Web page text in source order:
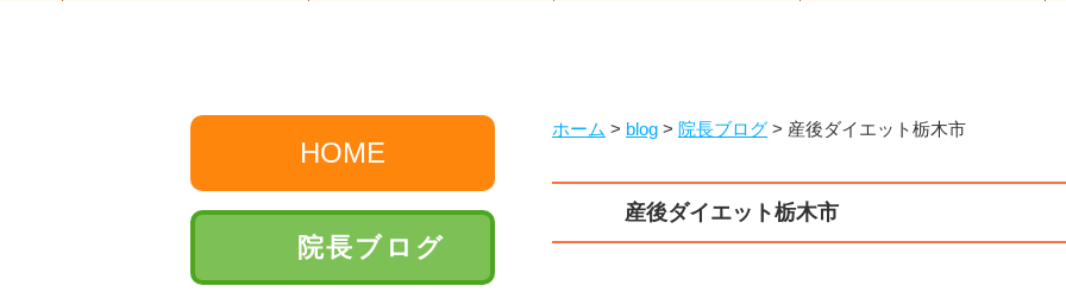
ホーム > blog > 院長ブログ > 産後ダイエット栃木市
産後ダイエット栃木市
HOME
院長ブログ